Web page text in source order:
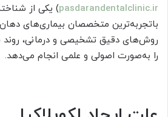
pasdarandentalclinic.ir) یکی از
باتجربه‌ترین متخصصان بیماری‌های
روش‌های دقیق تشخیصی و درمانی، روند
را به‌صورت اصولی و علمی انجام می‌دهد.